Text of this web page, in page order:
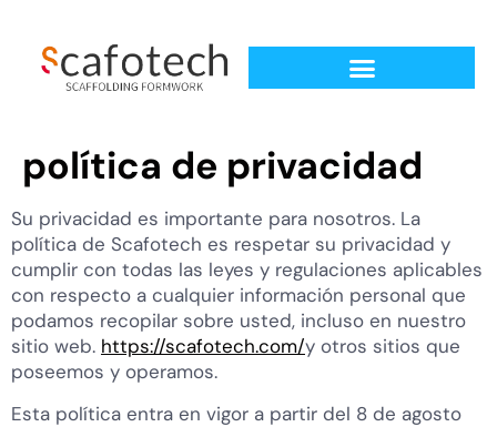
política de privacidad
Su privacidad es importante para nosotros. La
política de Scafotech es respetar su privacidad y
cumplir con todas las leyes y regulaciones aplicables
con respecto a cualquier información personal que
podamos recopilar sobre usted, incluso en nuestro
sitio web. https://scafotech.com/y otros sitios que
poseemos y operamos.
Esta política entra en vigor a partir del 8 de agosto